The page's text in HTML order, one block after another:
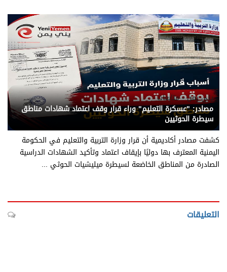
يني يمن - متابعات
مصادر: "عسكرة التعليم" وراء قرار وقف اعتماد شهادات مناطق
سيطرة الحوثيين
كشفت مصادر أكاديمية أن قرار وزارة التربية والتعليم في الحكومة
اليمنية المعترف بها دوليًا بإيقاف اعتماد وتأكيد الشهادات الدراسية
الصادرة من المناطق الخاضعة لسيطرة ميليشيات الحوثي ...
التعليقات